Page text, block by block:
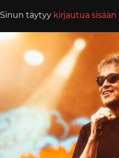
Sinun täytyy kirjautua sisään